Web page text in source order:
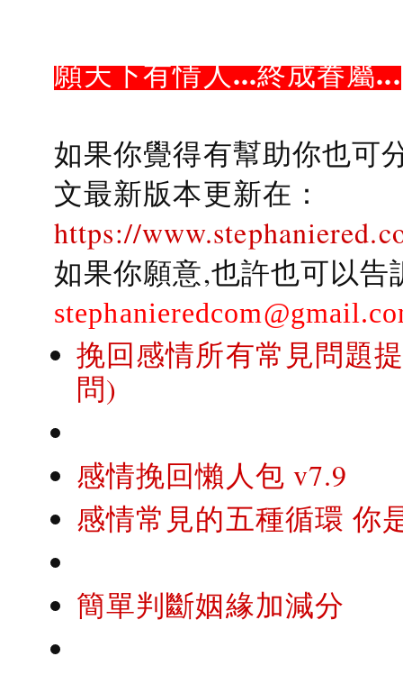
願天下有情人...終成眷屬...
如果你覺得有幫助你也可
文最新版本更新在：
https://
如果你願意,也許也可以
挽回感情所有常見問題
問)
感情挽回懶人包 v7.9
感情常見的五種循環 你
簡單判斷姻緣加減分